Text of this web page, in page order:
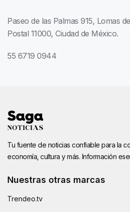
Paseo de las Palmas 915, Lomas
Postal 11000, Ciudad de México.
55 6719 0944
Tu fuente de noticias confiable para la
economía, cultura y más. Información
Nuestras otras marcas
Trendeo.tv